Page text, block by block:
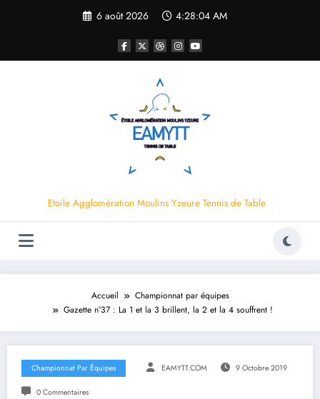
6 août 2026 4:28:05 AM
Etoile Agglomération Moulins Yzeure Tennis de Table
Accueil
Championnat par équipes
Gazette n°37 : La 1 et la 3 brillent, la 2 et la 4 souffrent !
Championnat Par Équipes EAMYTT.COM 9 Octobre 2019
0 Commentaires